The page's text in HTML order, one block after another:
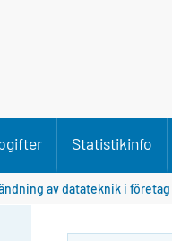
Statistikinfo
av datateknik i företag